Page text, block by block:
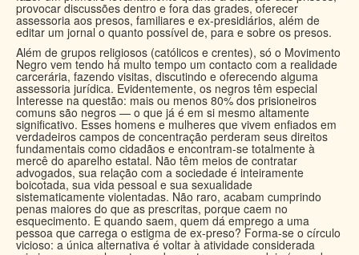
provocar discussões dentro e fora das grades, oferecer
assessoria aos presos, familiares e ex-presidiários, além de
editar um jornal o quanto possível de, para e sobre os presos.
Além de grupos religiosos (católicos e crentes), só o Movimento
Negro vem tendo há multo tempo um contacto com a realidade
carcerária, fazendo visitas, discutindo e oferecendo alguma
assessoria jurídica. Evidentemente, os negros têm especial
Interesse na questão: mais ou menos 80% dos prisioneiros
comuns são negros — o que já é em si mesmo altamente
significativo. Esses homens e mulheres que vivem enfiados em
verdadeiros campos de concentração perderam seus direitos
fundamentais como cidadãos e encontram-se totalmente à
mercê do aparelho estatal. Não têm meios de contratar
advogados, sua relação com a sociedade é inteiramente
boicotada, sua vida pessoal e sua sexualidade
sistematicamente violentadas. Não raro, acabam cumprindo
penas maiores do que as prescritas, porque caem no
esquecimento. E quando saem, quem dá emprego a uma
pessoa que carrega o estigma de ex-preso? Forma-se o círculo
vicioso: a única alternativa é voltar à atividade considerada